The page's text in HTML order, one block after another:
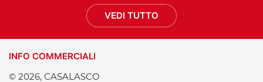
VEDI TUTTO
INFO COMMERCIALI
© 2026, CASALASCO